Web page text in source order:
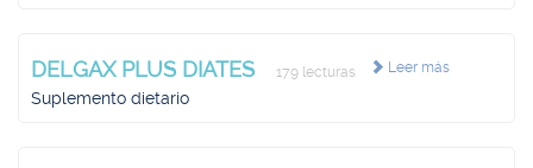
Leer más
DELGAX PLUS DIATES 179 lecturas
Suplemento dietario